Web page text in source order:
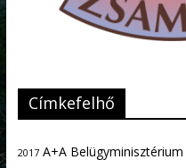
Címkefelhő
2017 A+A Belügyminisztérium